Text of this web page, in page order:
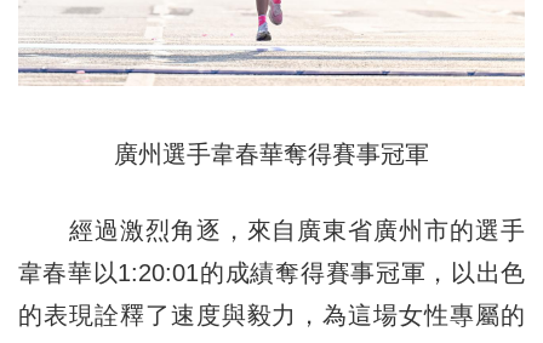
廣州選手韋春華奪得賽事冠軍
經過激烈角逐，來自廣東省廣州市的選手
韋春華以1:20:01的成績奪得賽事冠軍，以出色
的表現詮釋了速度與毅力，為這場女性專屬的